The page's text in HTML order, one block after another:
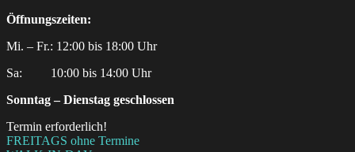
Öffnungszeiten:
Mi. – Fr.: 12:00 bis 18:00 Uhr
Sa:‎ ‎ ‎ ‎ ‎ ‎ ‎ ‎ ‎ 10:00 bis 14:00 Uhr
Sonntag – Dienstag geschlossen
Termin erforderlich!
FREITAGS ohne Termine